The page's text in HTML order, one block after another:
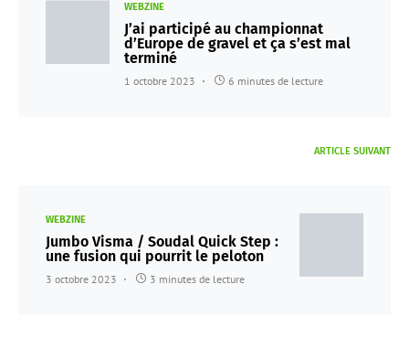
WEBZINE
J’ai participé au championnat
d’Europe de gravel et ça s’est mal
terminé
1 octobre 2023 6 minutes de lecture
ARTICLE SUIVANT
WEBZINE
Jumbo Visma / Soudal Quick Step :
une fusion qui pourrit le peloton
3 octobre 2023 3 minutes de lecture